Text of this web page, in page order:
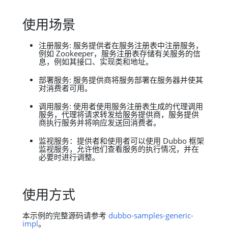
使用场景
注册服务: 服务提供者在服务注册表中注册服务，
例如 Zookeeper，服务注册表存储有关服务的信
息，例如其接口、实现类和地址。
部署服务: 服务提供商将服务部署在服务器并使其
对消费者可用。
调用服务: 使用者使用服务注册表生成的代理调用
服务，代理将请求转发给服务提供商，服务提供
商执行服务并将响应发送回消费者。
监视服务：提供者和使用者可以使用 Dubbo 框架
监视服务，允许他们查看服务的执行情况，并在
必要时进行调整。
使用方式
本示例的完整源码请参考 dubbo-samples-generic-
impl。